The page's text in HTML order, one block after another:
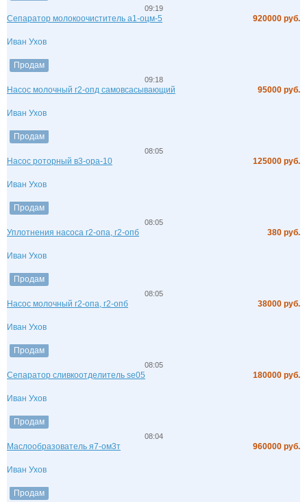
09:19
Сепаратор молокоочиститель а1-оцм-5 920000 руб.
Иван Ухов
Продам
09:18
Насос молочный г2-опд самовсасывающий 95000 руб.
Иван Ухов
Продам
08:05
Насос роторный в3-ора-10 125000 руб.
Иван Ухов
Продам
08:05
Уплотнения насоса г2-опа, г2-опб 380 руб.
Иван Ухов
Продам
08:05
Насос молочный г2-опа, г2-опб 38000 руб.
Иван Ухов
Продам
08:05
Сепаратор сливкоотделитель se05 180000 руб.
Иван Ухов
Продам
08:04
Маслообразователь я7-ом3т 960000 руб.
Иван Ухов
Продам